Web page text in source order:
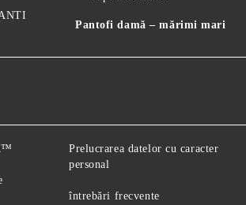
Pantofi damă – mărimi mari
Prelucrarea datelor cu caracter
personal
întrebări frecvente